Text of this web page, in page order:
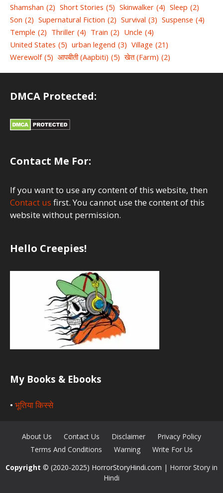
Shamshan (2) Short Stories (5) Skinwalker (4) Sleep (2)
Son (2) Supernatural Fiction (2) Survival (3) Suspense (4)
Temple (2) Thriller (4) Train (2) Uncle (4)
United States (5) urban legend (3) Village (21)
Werewolf (5) आपबीती (Aapbiti) (5) खेत (Farm) (2)
DMCA Protected:
Contact Me For:
If you want to use any content of this website, then
Contact us first. You cannot use the content of this
website without permission.
Hello Creepies!
My Books & Ebooks
• भूतिया किस्से
About Us Contact Us Disclaimer
Privacy Policy
Terms And Conditions
Warning
Write For Us
Copyright © (2020-2025) HorrorStoryHindi.com | Horror Story in
Hindi